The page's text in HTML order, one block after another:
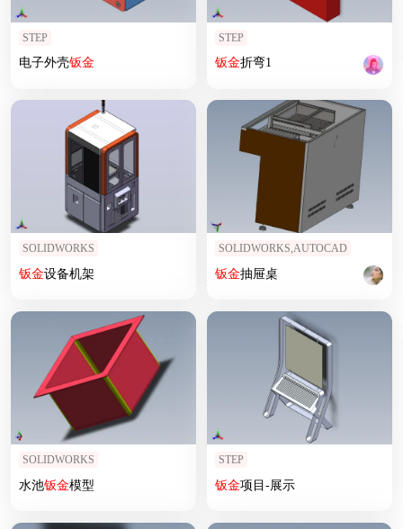
STEP
电子外壳钣金
STEP
钣金折弯1
SOLIDWORKS
钣金设备机架
SOLIDWORKS,AUTOCAD
钣金抽屉桌
SOLIDWORKS
水池钣金模型
STEP
钣金项目-展示